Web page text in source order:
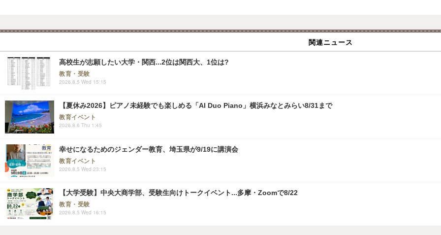
関連ニュース
高校生が志願したい大学・関西...2位は関西大、1位は?
教育・受験
2026.8.5 Wed 15:15
【夏休み2026】ピアノ未経験でも楽しめる「AI Duo Piano」横浜みなとみらい8/31まで
教育イベント
2026.8.6 Thu 1:45
幸せになるためのジェンダー教育、埼玉県が9/19に講演会
教育イベント
2026.8.5 Wed 23:15
【大学受験】中央大商学部、受験生向けトークイベント...多摩・Zoomで8/22
教育・受験
2026.8.5 Wed 16:15